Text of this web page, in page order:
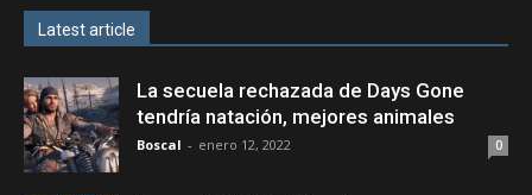
Latest article
La secuela rechazada de Days Gone
tendría natación, mejores animales
Boscal - enero 12, 2022 0